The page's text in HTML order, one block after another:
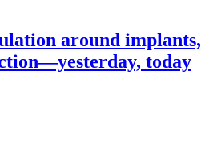
around implants,
today